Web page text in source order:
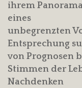
ihrem
eines
unbegrenzten
Entsprechung
von Prognosen
Stimmen der
Nachdenken